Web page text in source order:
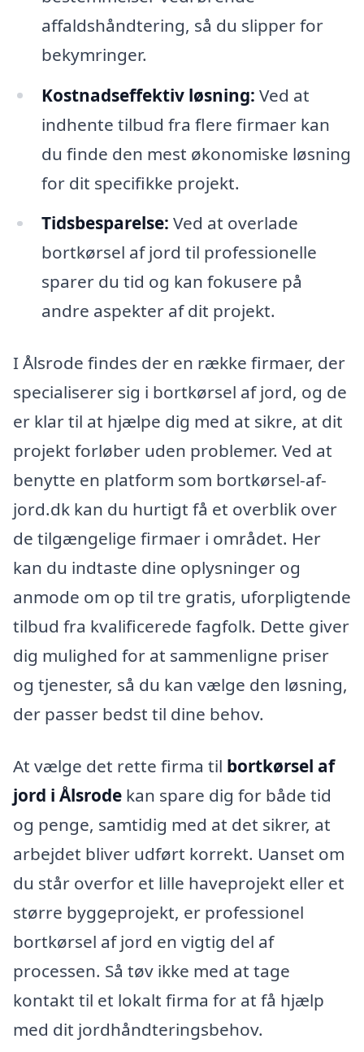
affaldshåndtering, så du slipper for
bekymringer.
Kostnadseffektiv løsning: Ved at
indhente tilbud fra flere firmaer kan
du finde den mest økonomiske løsning
for dit specifikke projekt.
Tidsbesparelse: Ved at overlade
bortkørsel af jord til professionelle
sparer du tid og kan fokusere på
andre aspekter af dit projekt.
I Ålsrode findes der en række firmaer, der
specialiserer sig i bortkørsel af jord, og de
er klar til at hjælpe dig med at sikre, at dit
projekt forløber uden problemer. Ved at
benytte en platform som bortkørsel-af-
jord.dk kan du hurtigt få et overblik over
de tilgængelige firmaer i området. Her
kan du indtaste dine oplysninger og
anmode om op til tre gratis, uforpligtende
tilbud fra kvalificerede fagfolk. Dette giver
dig mulighed for at sammenligne priser
og tjenester, så du kan vælge den løsning,
der passer bedst til dine behov.
At vælge det rette firma til bortkørsel af
jord i Ålsrode kan spare dig for både tid
og penge, samtidig med at det sikrer, at
arbejdet bliver udført korrekt. Uanset om
du står overfor et lille haveprojekt eller et
større byggeprojekt, er professionel
bortkørsel af jord en vigtig del af
processen. Så tøv ikke med at tage
kontakt til et lokalt firma for at få hjælp
med dit jordhåndteringsbehov.